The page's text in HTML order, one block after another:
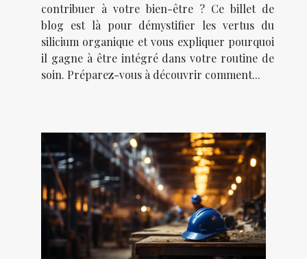
contribuer à votre bien-être ? Ce billet de
blog est là pour démystifier les vertus du
silicium organique et vous expliquer pourquoi
il gagne à être intégré dans votre routine de
soin. Préparez-vous à découvrir comment...